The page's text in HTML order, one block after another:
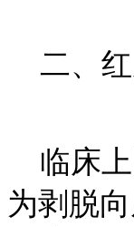
二、红
临床上
为剥脱